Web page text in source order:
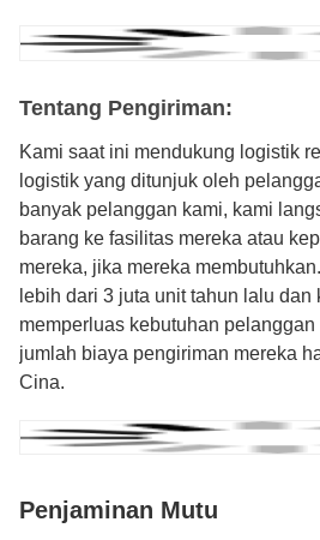
Tentang Pengiriman:
Kami saat ini mendukung logistik
logistik yang ditunjuk oleh
banyak pelanggan kami, kami
barang ke fasilitas mereka atau
mereka, jika mereka
lebih dari 3 juta unit tahun lalu dan
memperluas kebutuhan
jumlah biaya pengiriman mereka
Cina.
Penjaminan Mutu